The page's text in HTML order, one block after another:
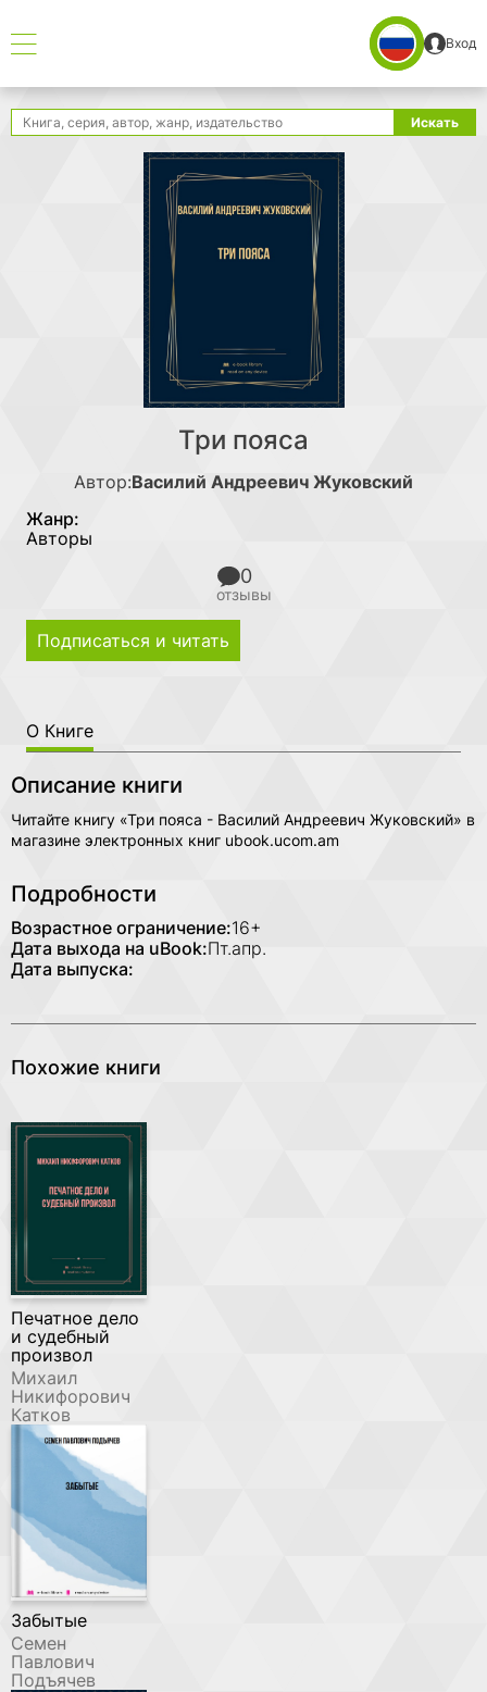
Вход
Поиск Искать
Три пояса
Автор:Василий Андреевич Жуковский
Жанр:
Авторы
0
отзывы
Подписаться и читать
О Книге
Описание книги
Читайте книгу «Три пояса - Василий Андреевич Жуковский» в
магазине электронных книг ubook.ucom.am
Подробности
Возрастное ограничение:16+
Дата выхода на uBook:Пт.апр.
Дата выпуска:
Похожие книги
Печатное дело
и судебный
произвол
Михаил
Никифорович
Катков
Забытые
Семен
Павлович
Подъячев